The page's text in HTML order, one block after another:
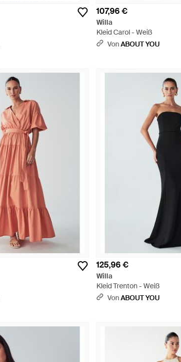
107,96 €
Willa
Kleid Carol - Weiß
VonABOUT YOU
125,96 €
Willa
Kleid Trenton - Weiß
VonABOUT YOU